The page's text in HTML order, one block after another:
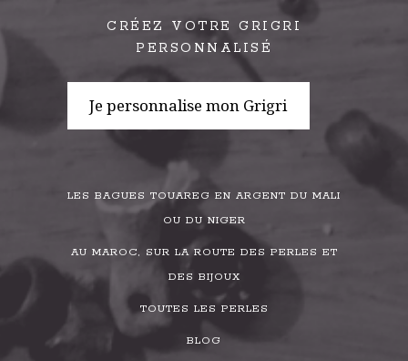
CRÉEZ VOTRE GRIGRI
PERSONNALISÉ
Je personnalise mon Grigri
LES BAGUES TOUAREG EN ARGENT DU MALI
OU DU NIGER
AU MAROC, SUR LA ROUTE DES PERLES ET
DES BIJOUX
TOUTES LES PERLES
BLOG